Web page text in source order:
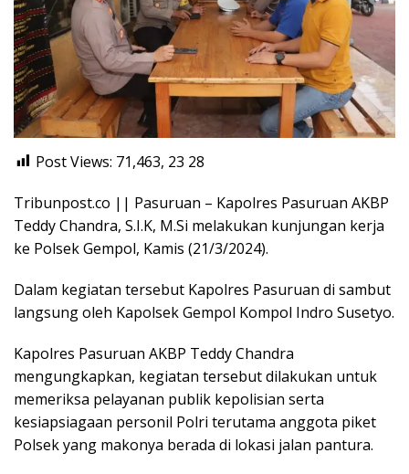
Post Views: 71,463, 23 28
Tribunpost.co || Pasuruan – Kapolres Pasuruan AKBP
Teddy Chandra, S.I.K, M.Si melakukan kunjungan kerja
ke Polsek Gempol, Kamis (21/3/2024).
Dalam kegiatan tersebut Kapolres Pasuruan di sambut
langsung oleh Kapolsek Gempol Kompol Indro Susetyo.
Kapolres Pasuruan AKBP Teddy Chandra
mengungkapkan, kegiatan tersebut dilakukan untuk
memeriksa pelayanan publik kepolisian serta
kesiapsiagaan personil Polri terutama anggota piket
Polsek yang makonya berada di lokasi jalan pantura.